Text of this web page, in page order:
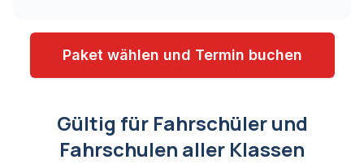
Paket wählen und Termin buchen
Gültig für Fahrschüler und
Fahrschulen aller Klassen